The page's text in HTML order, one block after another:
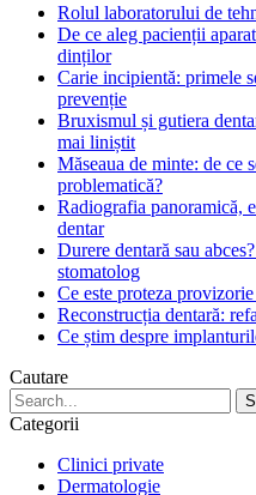
Rolul laboratorului de
De ce aleg pacienții
dinților
Carie incipientă: primele
prevenție
Bruxismul și gutiera
mai liniștit
Măseaua de minte: de ce
problematică?
Radiografia panoramică,
dentar
Durere dentară sau
stomatolog
Ce este proteza
Reconstrucția dentară:
Ce știm despre
Cautare
Categorii
Clinici private
Dermatologie